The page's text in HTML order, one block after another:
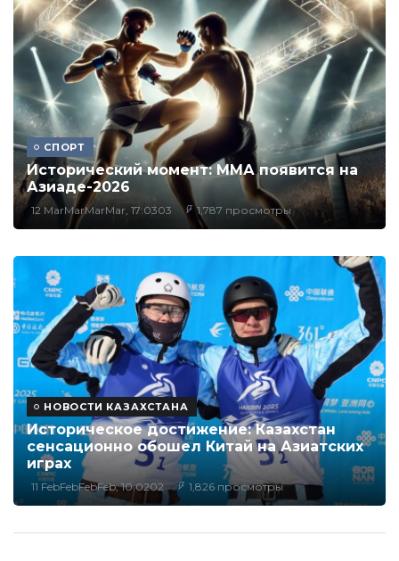
СПОРТ
Исторический момент: ММА появится на
Азиаде-2026
12 MarMarMarMar, 17:0303 1,787 просмотры
НОВОСТИ КАЗАХСТАНА
Историческое достижение: Казахстан
сенсационно обошел Китай на Азиатских
играх
11 FebFebFebFeb, 10:0202 1,826 просмотры